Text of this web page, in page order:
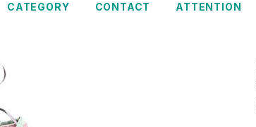
CATEGORY CONTACT ATTENTION